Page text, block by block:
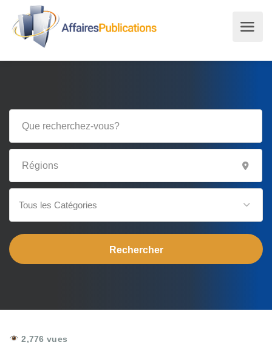
Tous les Catégories
2,776 vues